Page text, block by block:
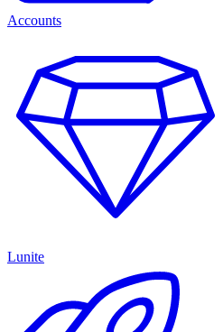
Accounts
Lunite